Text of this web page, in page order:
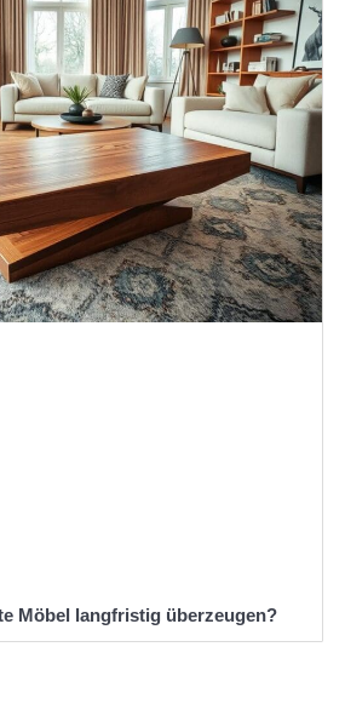
Möbel langfristig überzeugen?